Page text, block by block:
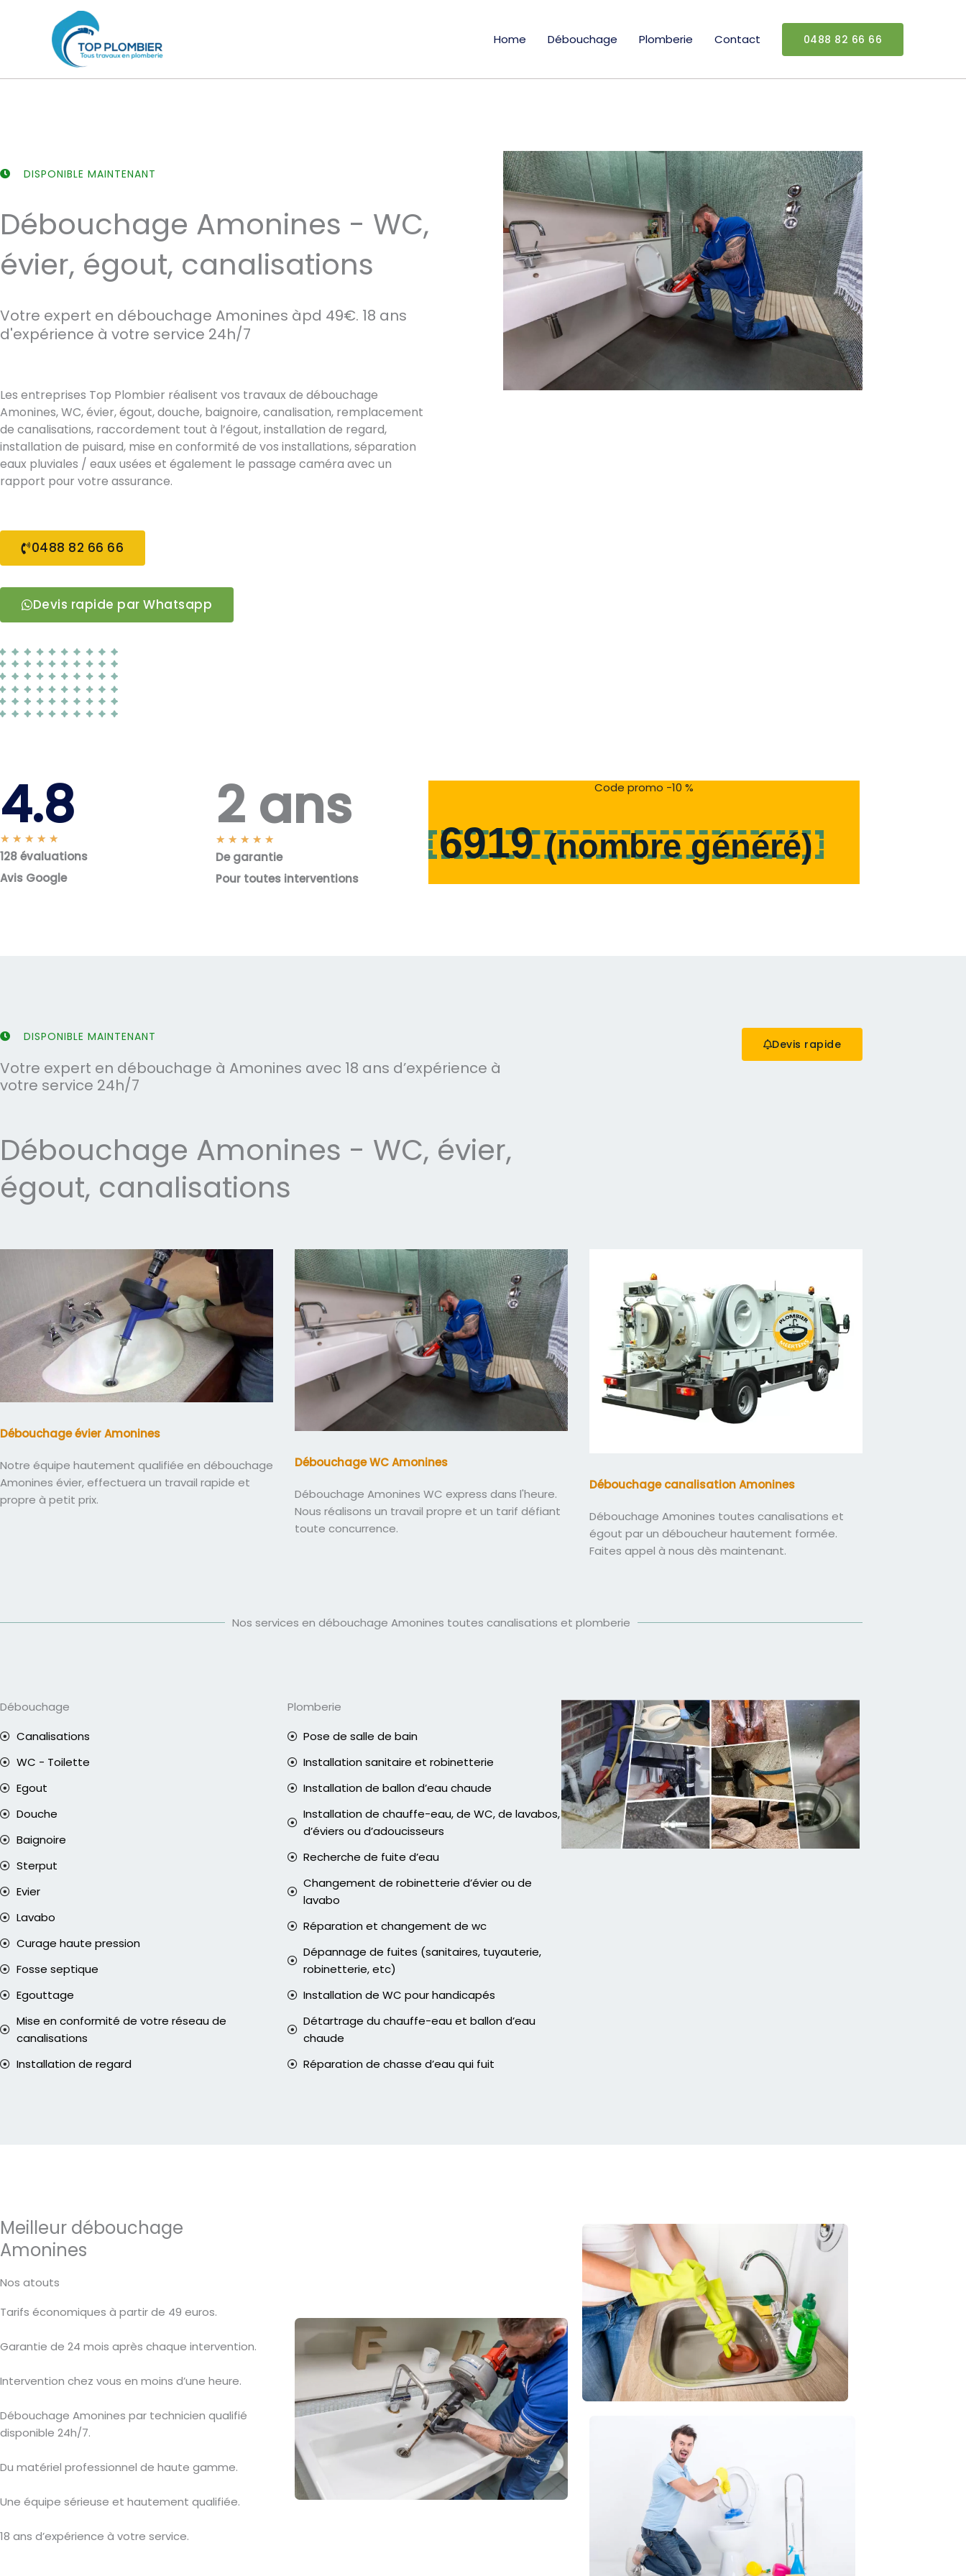
Home Débouchage Plomberie Contact 0488 82 66 66
DISPONIBLE MAINTENANT
Débouchage Amonines - WC,
évier, égout, canalisations
Votre expert en débouchage Amonines àpd 49€. 18 ans
d'expérience à votre service 24h/7
Les entreprises Top Plombier réalisent vos travaux de débouchage
Amonines, WC, évier, égout, douche, baignoire, canalisation, remplacement
de canalisations, raccordement tout à l’égout, installation de regard,
installation de puisard, mise en conformité de vos installations, séparation
eaux pluviales / eaux usées et également le passage caméra avec un
rapport pour votre assurance.
0488 82 66 66
Devis rapide par Whatsapp
4.8
★ ★ ★ ★ ★
o
t
128 évaluations
Avis Google
2 ans
★ ★ ★ ★ ★
o
De garantie
Pour toutes interventions
Code promo -10 %
6919(nombre généré)
DISPONIBLE MAINTENANT
Votre expert en débouchage à Amonines avec 18 ans d’expérience à
votre service 24h/7
Débouchage Amonines - WC, évier,
égout, canalisations
Devis rapide
Débouchage évier Amonines
Notre équipe hautement qualifiée en débouchage
Amonines évier, effectuera un travail rapide et
propre à petit prix.
Débouchage WC Amonines
Débouchage Amonines WC express dans l'heure.
Nous réalisons un travail propre et un tarif défiant
toute concurrence.
Débouchage canalisation Amonines
Débouchage Amonines toutes canalisations et
égout par un déboucheur hautement formée.
Faites appel à nous dès maintenant.
Nos services en débouchage Amonines toutes canalisations et plomberie
Débouchage
Canalisations
WC - Toilette
Egout
Douche
Baignoire
Sterput
Evier
Lavabo
Curage haute pression
Fosse septique
Egouttage
Mise en conformité de votre réseau de
canalisations
Installation de regard
Plomberie
Pose de salle de bain
Installation sanitaire et robinetterie
Installation de ballon d’eau chaude
Installation de chauffe-eau, de WC, de lavabos,
d’éviers ou d’adoucisseurs
Recherche de fuite d’eau
Changement de robinetterie d’évier ou de
lavabo
Réparation et changement de wc
Dépannage de fuites (sanitaires, tuyauterie,
robinetterie, etc)
Installation de WC pour handicapés
Détartrage du chauffe-eau et ballon d’eau
chaude
Réparation de chasse d’eau qui fuit
Meilleur débouchage
Amonines
Nos atouts
Tarifs économiques à partir de 49 euros.
Garantie de 24 mois après chaque intervention.
Intervention chez vous en moins d’une heure.
Débouchage Amonines par technicien qualifié
disponible 24h/7.
Du matériel professionnel de haute gamme.
Une équipe sérieuse et hautement qualifiée.
18 ans d’expérience à votre service.